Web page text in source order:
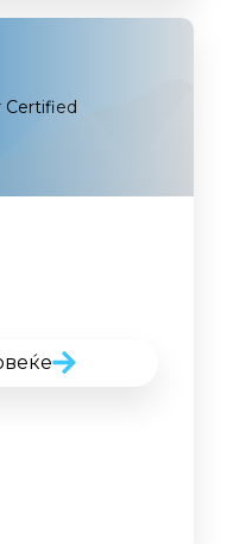
Certified